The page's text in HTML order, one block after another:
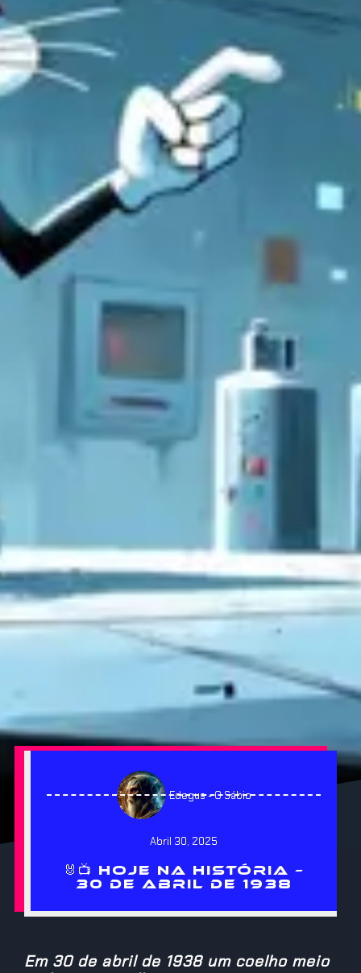
Edegus - O Sábio
Abril 30, 2025
🐰📺 HOJE NA HISTÓRIA –
30 DE ABRIL DE 1938
Em 30 de abril de 1938 um coelho meio